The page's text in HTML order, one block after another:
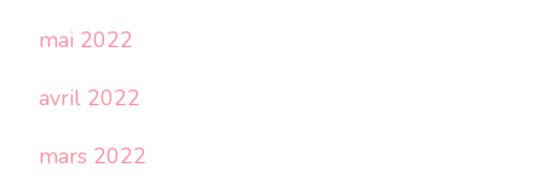
mai 2022
avril 2022
mars 2022